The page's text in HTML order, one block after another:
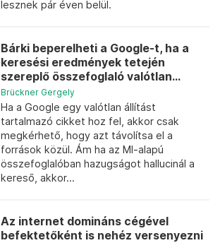
lesznek pár éven belül.
Bárki beperelheti a Google-t, ha a
keresési eredmények tetején
szereplő összefoglaló valótlan...
Brückner Gergely
Ha a Google egy valótlan állítást
tartalmazó cikket hoz fel, akkor csak
megkérhető, hogy azt távolítsa el a
források közül. Ám ha az MI-alapú
összefoglalóban hazugságot hallucinál a
kereső, akkor...
Az internet domináns cégével
befektetőként is nehéz versenyezni